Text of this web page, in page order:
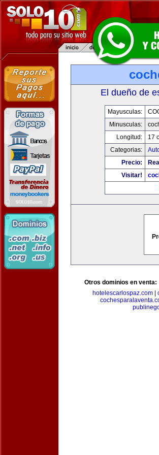
El dueño de
Mayusculas:
Minusculas:
Longitud:
17
Categorias:
Precio:
Visitar!
Otros dominios en venta:
hotelescarlospaz.com|